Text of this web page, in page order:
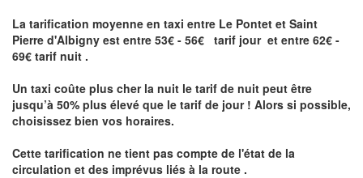
La tarification moyenne en taxi entre Le Pontet et Saint
Pierre d'Albigny est entre 53€ - 56€ tarif jour et entre 62€ -
69€ tarif nuit .
Un taxi coûte plus cher la nuit le tarif de nuit peut être
jusqu’à 50% plus élevé que le tarif de jour ! Alors si possible,
choisissez bien vos horaires.
Cette tarification ne tient pas compte de l'état de la
circulation et des imprévus liés à la route .